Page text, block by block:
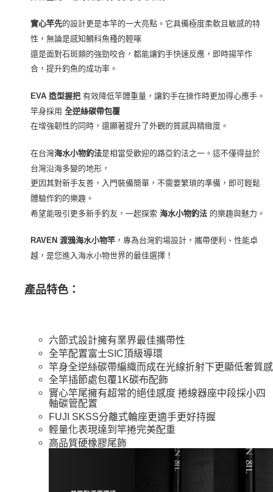
實心竿先的設計更是本竿的一大亮點。它具備極度柔軟且敏感的特
性，無論是感知鯛科魚種的輕啄
還是面對石斑類的強勁咬合，都能讓釣手快速反應，即時揚竿作
合，提升釣魚的成功率。
EVA 造型握把 有效降低竿體重量，讓釣手在操作時更加得心應手。
竿身採用 全逆絲碳帶包覆
在增強韌性的同時，還顯著提升了外觀的質感與精緻度。
在台灣海水小物釣法是相當受歡迎的路亞釣法之一。這不僅得益於
台灣沿海多變的地形，
更因其對新手友善，入門裝備簡單，不需要繁瑣的準備，即可輕鬆
體驗作釣的樂趣。
希望能吸引更多新手釣友，一起探索 海水小物釣法 的樂趣與魅力。
RAVEN 渡鴉海水小物竿 ，專為台灣釣場設計，攜帶便利、性能卓
越，是您進入海水小物世界的最佳選擇！
產品特色：
六節式設計擁有業界最佳攜帶性
全竿配置富士SIC頂級導環
竿身全逆絲碳帶編織而成在光線折射下更顯低奢質感
全竿插節處包覆1K碳布配飾
實心竿尾擁有超常的絕佳感度 捲線器座中段採小四
軸碳管配置
FUJI SKSS分離式輪座更適手更好持握
輕量化表現達到竿捲完美配重
高品質硬橡膠尾飾